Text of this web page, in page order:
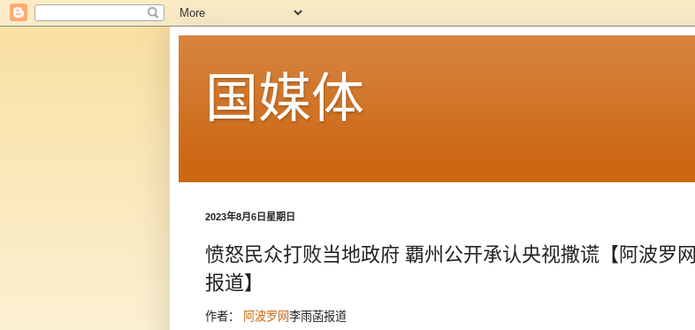
国媒体
2023年8月6日星期日
愤怒民众打败当地政府 覇州公开承认央视撒谎【阿波罗网
报道】
作者： 阿波罗网李雨菡报道